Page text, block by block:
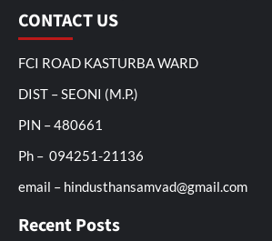
CONTACT US
FCI ROAD KASTURBA WARD
DIST – SEONI (M.P.)
PIN – 480661
Ph – 094251-21136
email – hindusthansamvad@gmail.com
Recent Posts